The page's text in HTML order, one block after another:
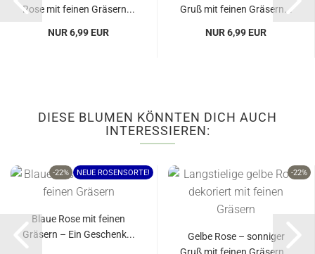
Rose mit feinen Gräsern...
NUR 6,99 EUR
Gruß mit feinen Gräsern...
NUR 6,99 EUR
DIESE BLUMEN KÖNNTEN DICH AUCH
INTERESSIEREN:
-22% NEUE ROSENSORTE!
Blaue Rose mit feinen
Gräsern – Ein Geschenk...
-22%
Gelbe Rose – sonniger